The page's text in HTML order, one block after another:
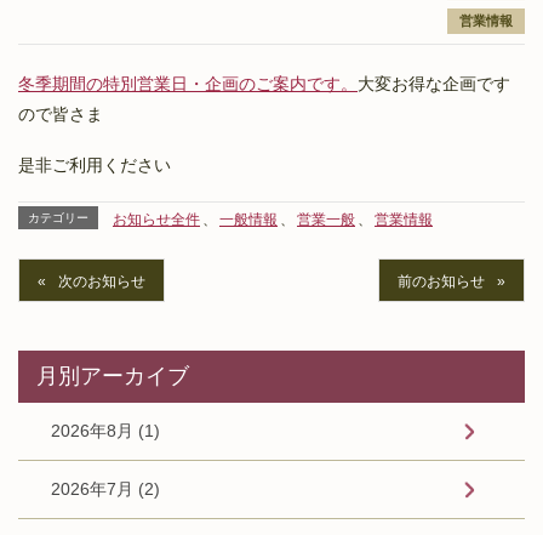
営業情報
冬季期間の特別営業日・企画のご案内です。 大変お得な企画です
ので皆さま
是非ご利用ください
カテゴリー お知らせ全件 、 一般情報 、 営業一般 、 営業情報
次のお知らせ 前のお知らせ
月別アーカイブ
2026年8月 (1)
2026年7月 (2)